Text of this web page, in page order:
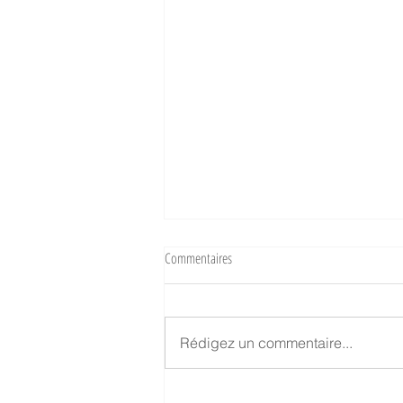
Commentaires
Rédigez un commentaire...